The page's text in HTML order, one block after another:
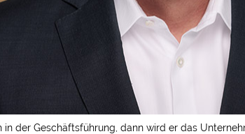
der Geschäftsführung, dann wird er das